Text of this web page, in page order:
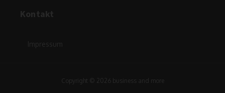
Kontakt
Impressum
Copyright © 2026 business and more